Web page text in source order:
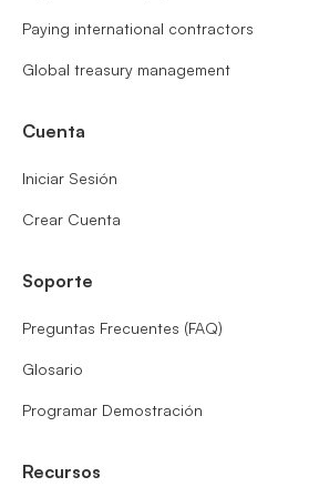
Paying international contractors
Global treasury management
Cuenta
Iniciar Sesión
Crear Cuenta
Soporte
Preguntas Frecuentes (FAQ)
Glosario
Programar Demostración
Recursos